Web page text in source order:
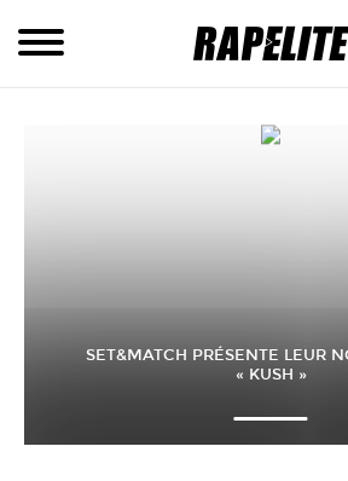
SET&MATCH PRÉSENTE LEUR
« KUSH »